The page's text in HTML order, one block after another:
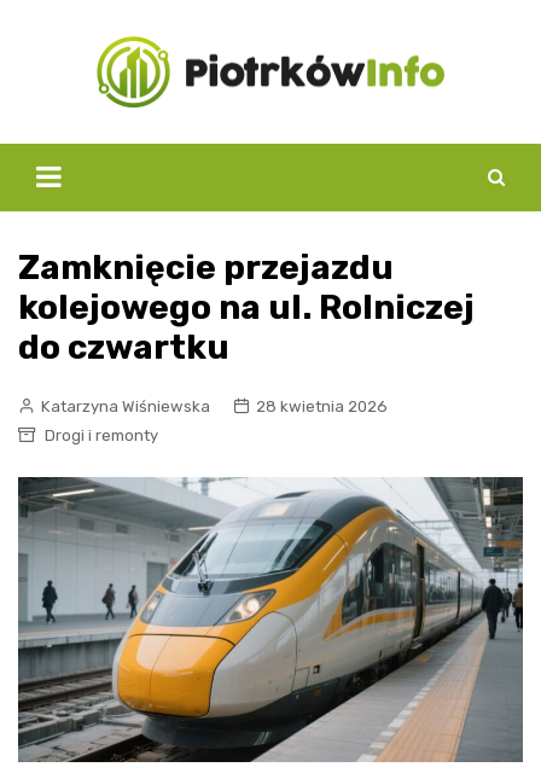
Zamknięcie przejazdu
kolejowego na ul. Rolniczej
do czwartku
Katarzyna Wiśniewska
28 kwietnia 2026
Drogi i remonty